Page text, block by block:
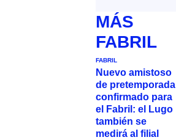
MÁS
FABRIL
FABRIL
Nuevo amistoso
de pretemporada
confirmado para
el Fabril: el Lugo
también se
medirá al filial